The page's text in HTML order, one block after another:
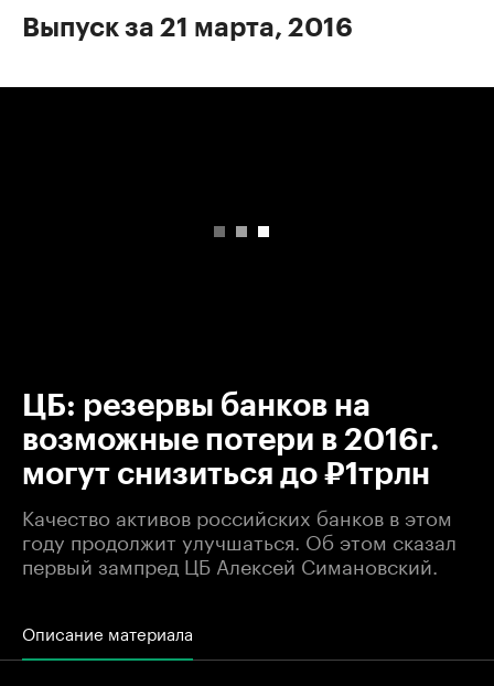
Выпуск за 21 марта, 2016
ЦБ: резервы банков на
возможные потери в 2016г.
могут снизиться до ₽1трлн
Качество активов российских банков в этом
году продолжит улучшаться. Об этом сказал
первый зампред ЦБ Алексей Симановский.
Описание материала